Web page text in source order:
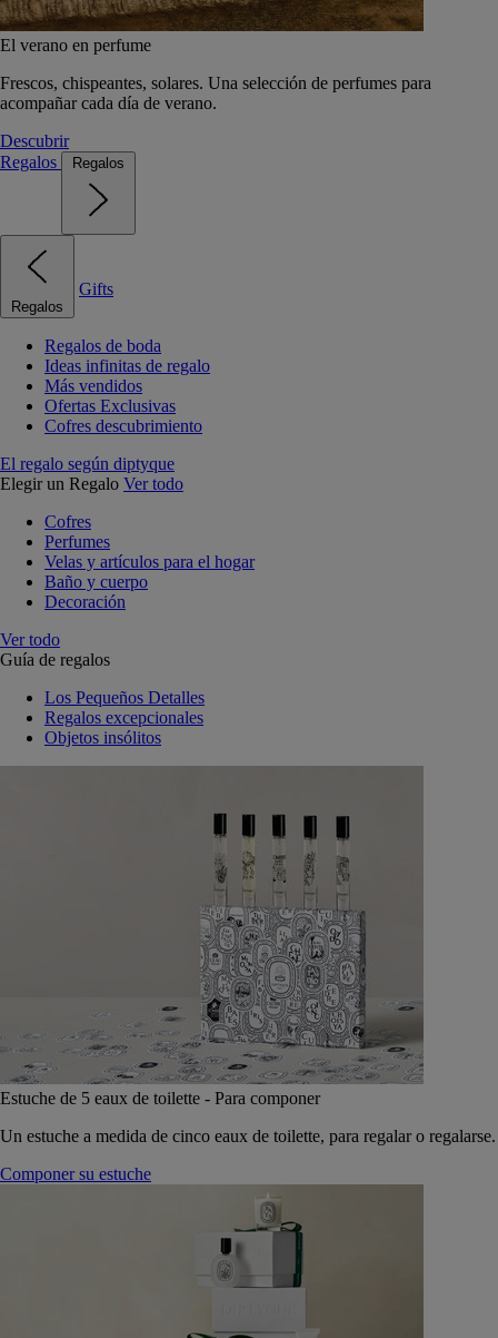
El verano en perfume
Frescos, chispeantes, solares. Una selección de perfumes para
acompañar cada día de verano.
Descubrir
Regalos
Regalos
Regalos
Gifts
Regalos de boda
Ideas infinitas de regalo
Más vendidos
Ofertas Exclusivas
Cofres descubrimiento
El regalo según diptyque
Elegir un Regalo Ver todo
Cofres
Perfumes
Velas y artículos para el hogar
Baño y cuerpo
Decoración
Ver todo
Guía de regalos
Los Pequeños Detalles
Regalos excepcionales
Objetos insólitos
Estuche de 5 eaux de toilette - Para componer
Un estuche a medida de cinco eaux de toilette, para regalar o regalarse.
Componer su estuche